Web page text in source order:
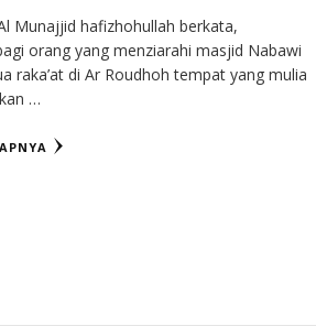
Munajjid hafizhohullah berkata,
orang yang menziarahi masjid Nabawi
raka’at di Ar Roudhoh tempat yang mulia
…